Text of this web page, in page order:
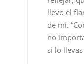
Y
muchos
Diego
en el disco